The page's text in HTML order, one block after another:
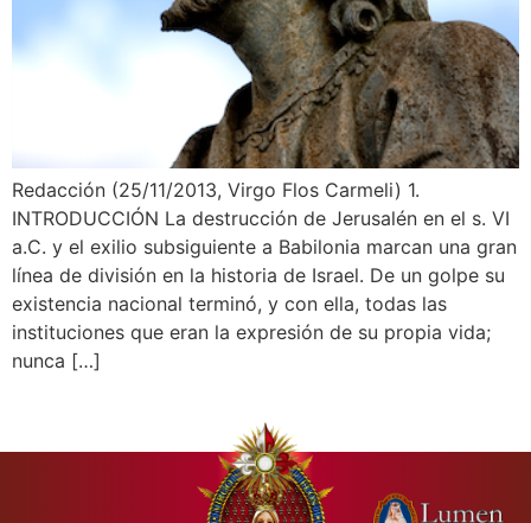
Redacción (25/11/2013, Virgo Flos Carmeli) 1.
INTRODUCCIÓN La destrucción de Jerusalén en el s. VI
a.C. y el exilio subsiguiente a Babilonia marcan una gran
línea de división en la historia de Israel. De un golpe su
existencia nacional terminó, y con ella, todas las
instituciones que eran la expresión de su propia vida;
nunca […]